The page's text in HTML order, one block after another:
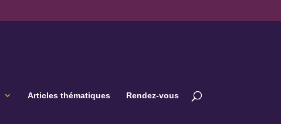
Articles thématiques Rendez-vous